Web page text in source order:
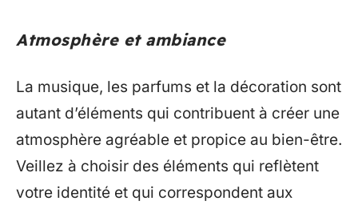
Atmosphère et ambiance
La musique, les parfums et la décoration sont
autant d’éléments qui contribuent à créer une
atmosphère agréable et propice au bien-être.
Veillez à choisir des éléments qui reflètent
votre identité et qui correspondent aux